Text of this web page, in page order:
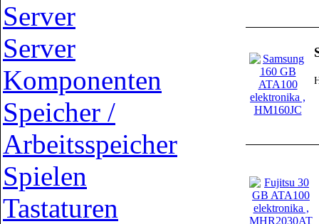
Server
Server
Komponenten
Speicher /
Arbeitsspeicher
Spielen
Tastaturen